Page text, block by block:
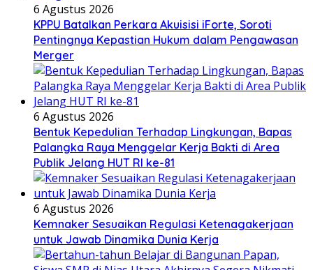
6 Agustus 2026
KPPU Batalkan Perkara Akuisisi iForte, Soroti
Pentingnya Kepastian Hukum dalam Pengawasan
Merger
6 Agustus 2026
Bentuk Kepedulian Terhadap Lingkungan, Bapas
Palangka Raya Menggelar Kerja Bakti di Area
Publik Jelang HUT RI ke-81
6 Agustus 2026
Kemnaker Sesuaikan Regulasi Ketenagakerjaan
untuk Jawab Dinamika Dunia Kerja